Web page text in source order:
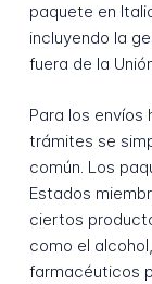
paquete en
incluyendo la
fuera de la
Para los envíos
trámites se
común. Los
Estados
ciertos
como el
farmacéuticos